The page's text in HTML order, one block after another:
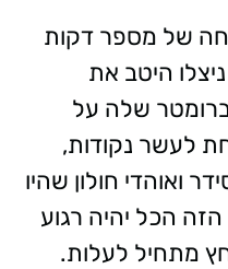
של מספר דקות
היטב את
שלה על
לעשר נקודות,
ואוהדי חולון שהיו
הכל יהיה רגוע
מתחיל לעלות.